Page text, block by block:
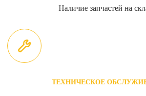
Наличие запчастей на
ТЕХНИЧЕСКОЕ